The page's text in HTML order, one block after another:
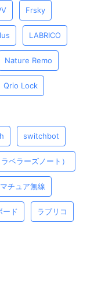
Frsky
LABRICO
Nature Remo
Qrio Lock
switchbot
ベラーズノート）
チュア無線
ード ラブリコ